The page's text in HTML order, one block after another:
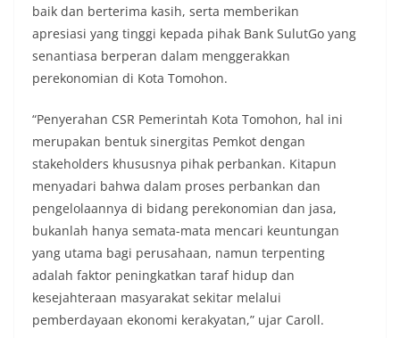
baik dan berterima kasih, serta memberikan
apresiasi yang tinggi kepada pihak Bank SulutGo yang
senantiasa berperan dalam menggerakkan
perekonomian di Kota Tomohon.
“Penyerahan CSR Pemerintah Kota Tomohon, hal ini
merupakan bentuk sinergitas Pemkot dengan
stakeholders khususnya pihak perbankan. Kitapun
menyadari bahwa dalam proses perbankan dan
pengelolaannya di bidang perekonomian dan jasa,
bukanlah hanya semata-mata mencari keuntungan
yang utama bagi perusahaan, namun terpenting
adalah faktor peningkatkan taraf hidup dan
kesejahteraan masyarakat sekitar melalui
pemberdayaan ekonomi kerakyatan,” ujar Caroll.